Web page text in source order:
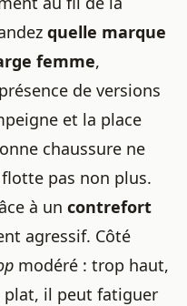
quelle marque
femme,
de versions
et la place
chaussure ne
pas non plus.
à un contrefort
agressif. Côté
modéré : trop haut,
plat, il peut fatiguer